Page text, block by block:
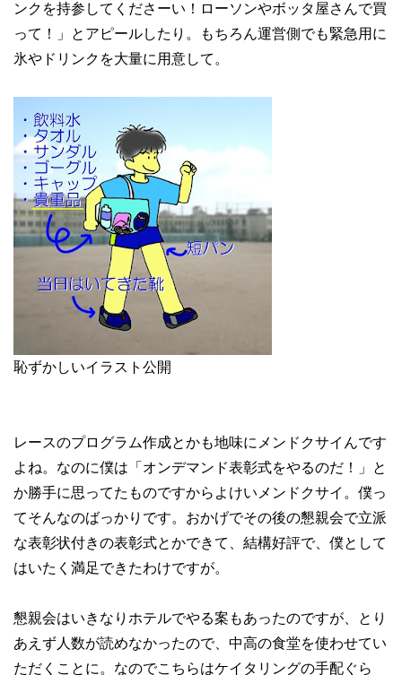
ンクを持参してくださーい！ローソンやボッタ屋さんで買
って！」とアピールしたり。もちろん運営側でも緊急用に
氷やドリンクを大量に用意して。
恥ずかしいイラスト公開
レースのプログラム作成とかも地味にメンドクサイんです
よね。なのに僕は「オンデマンド表彰式をやるのだ！」と
か勝手に思ってたものですからよけいメンドクサイ。僕っ
てそんなのばっかりです。おかげでその後の懇親会で立派
な表彰状付きの表彰式とかできて、結構好評で、僕として
はいたく満足できたわけですが。
懇親会はいきなりホテルでやる案もあったのですが、とり
あえず人数が読めなかったので、中高の食堂を使わせてい
ただくことに。なのでこちらはケイタリングの手配ぐら